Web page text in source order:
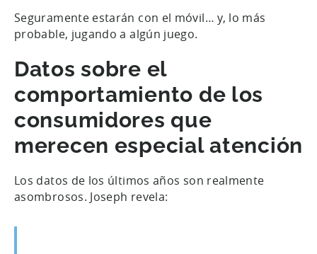
Seguramente estarán con el móvil… y, lo más
probable, jugando a algún juego.
Datos sobre el
comportamiento de los
consumidores que
merecen especial atención
Los datos de los últimos años son realmente
asombrosos. Joseph revela: